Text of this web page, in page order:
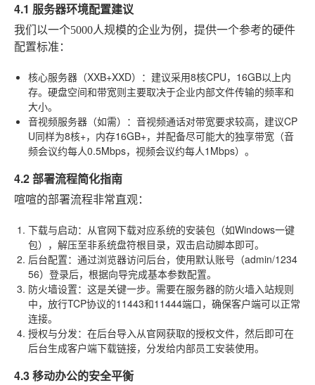
4.1 服务器环境配置建议
我们以一个5000人规模的企业为例，提供一个参考的硬件
配置标准：
核心服务器（XXB+XXD） ：建议采用8核CPU，16GB以上内
存。硬盘空间和带宽则主要取决于企业内部文件传输的频率和
大小。
音视频服务器（如需） ：音视频通话对带宽要求较高，建议CP
U同样为8核+，内存16GB+，并配备尽可能大的独享带宽（音
频会议约每人0.5Mbps，视频会议约每人1Mbps）。
4.2 部署流程简化指南
喧喧的部署流程非常直观：
下载与启动：从官网下载对应系统的安装包（如Windows一键
包），解压至非系统盘符根目录，双击启动脚本即可。
后台配置：通过浏览器访问后台，使用默认账号（admin/1234
56）登录后，根据向导完成基本参数配置。
防火墙设置：这是关键一步。需要在服务器的防火墙入站规则
中，放行TCP协议的11443和11444端口，确保客户端可以正常
连接。
授权与分发：在后台导入从官网获取的授权文件，然后即可在
后台生成客户端下载链接，分发给内部员工安装使用。
4.3 移动办公的安全平衡